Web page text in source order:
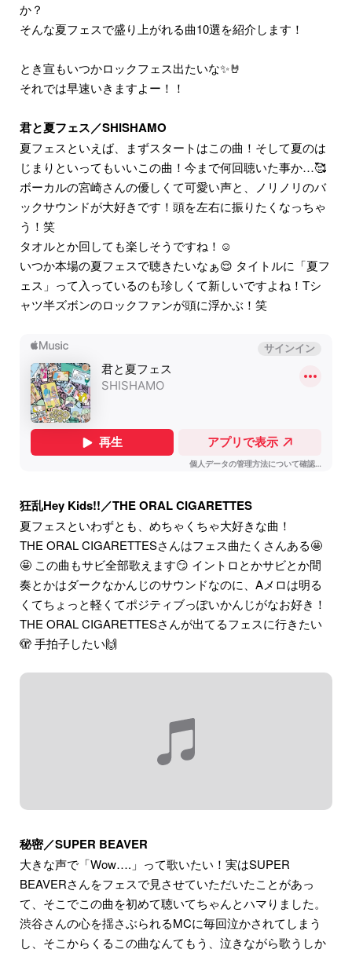
か？
そんな夏フェスで盛り上がれる曲10選を紹介します！
とき宣もいつかロックフェス出たいな✨🤘
それでは早速いきますよー！！
君と夏フェス／SHISHAMO
夏フェスといえば、まずスタートはこの曲！そして夏のは
じまりといってもいいこの曲！今まで何回聴いた事か…🥰
ボーカルの宮崎さんの優しくて可愛い声と、ノリノリのバ
ックサウンドが大好きです！頭を左右に振りたくなっちゃ
う！笑
タオルとか回しても楽しそうですね！☺️
いつか本場の夏フェスで聴きたいなぁ😌 タイトルに「夏フ
ェス」って入っているのも珍しくて新しいですよね！Tシ
ャツ半ズボンのロックファンが頭に浮かぶ！笑
狂乱Hey Kids!!／THE ORAL CIGARETTES
夏フェスといわずとも、めちゃくちゃ大好きな曲！
THE ORAL CIGARETTESさんはフェス曲たくさんある🤩
🤩 この曲もサビ全部歌えます😏 イントロとかサビとか間
奏とかはダークなかんじのサウンドなのに、Aメロは明る
くてちょっと軽くてポジティブっぽいかんじがなお好き！
THE ORAL CIGARETTESさんが出てるフェスに行きたい
🫣 手拍子したい🙌
秘密／SUPER BEAVER
大きな声で「Wow….」って歌いたい！実はSUPER
BEAVERさんをフェスで見させていただいたことがあっ
て、そこでこの曲を初めて聴いてちゃんとハマりました。
渋谷さんの心を揺さぶられるMCに毎回泣かされてしまう
し、そこからくるこの曲なんてもう、泣きながら歌うしか